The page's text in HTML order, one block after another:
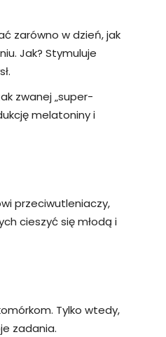
zarówno w dzień, jak
Jak? Stymuluje
zwanej „super-
melatoniny i
przeciwutleniaczy,
cieszyć się młodą i
Tylko wtedy,
zadania.